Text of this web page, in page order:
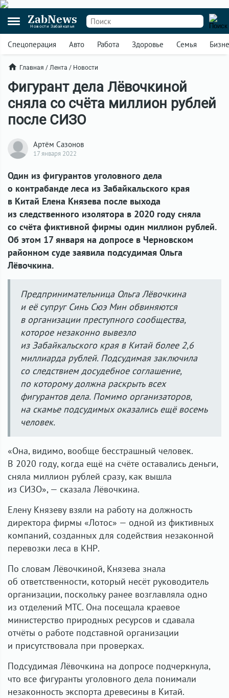
ZabNews
Новости Забайкалья
Спецоперация Авто Работа Здоровье Семья
Главная / Лента / Новости
Фигурант дела Лёвочкиной
сняла со счёта миллион рублей
после СИЗО
Артём Сазонов
17 января 2022
Один из фигурантов уголовного дела
о контрабанде леса из Забайкальского края
в Китай Елена Князева после выхода
из следственного изолятора в 2020 году сняла
со счёта фиктивной фирмы один миллион рублей.
Об этом 17 января на допросе в Черновском
районном суде заявила подсудимая Ольга
Лёвочкина.
Предпринимательница Ольга Лёвочкина
и её супруг Синь Сюэ Мин обвиняются
в организации преступного сообщества,
которое незаконно вывезло
из Забайкальского края в Китай более 2,6
миллиарда рублей. Подсудимая заключила
со следствием досудебное соглашение,
по которому должна раскрыть всех
фигурантов дела. Помимо организаторов,
на скамье подсудимых оказались ещё восемь
человек.
«Она, видимо, вообще бесстрашный человек.
В 2020 году, когда ещё на счёте оставались деньги,
сняла миллион рублей сразу, как вышла
из СИЗО», — сказала Лёвочкина.
Елену Князеву взяли на работу на должность
директора фирмы «Лотос» — одной из фиктивных
компаний, созданных для содействия незаконной
перевозки леса в КНР.
По словам Лёвочкиной, Князева знала
об ответственности, который несёт руководитель
организации, поскольку ранее возглавляла одно
из отделений МТС. Она посещала краевое
министерство природных ресурсов и сдавала
отчёты о работе подставной организации
и присутствовала при проверках.
Подсудимая Лёвочкина на допросе подчеркнула,
что все фигуранты уголовного дела понимали
незаконность экспорта древесины в Китай.